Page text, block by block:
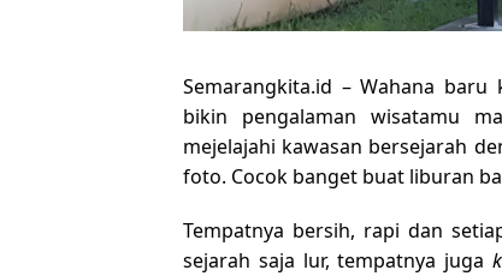
Semarangkita.id – Wahana
bikin pengalaman wisatamu
mejelajahi kawasan bersejarah
foto. Cocok banget buat liburan
Tempatnya bersih, rapi dan
sejarah saja lur, tempatnya juga